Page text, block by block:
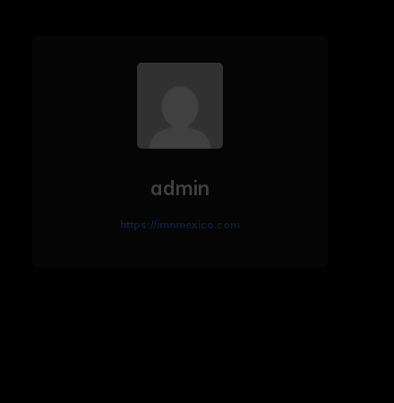
admin
https://imnmexico.com